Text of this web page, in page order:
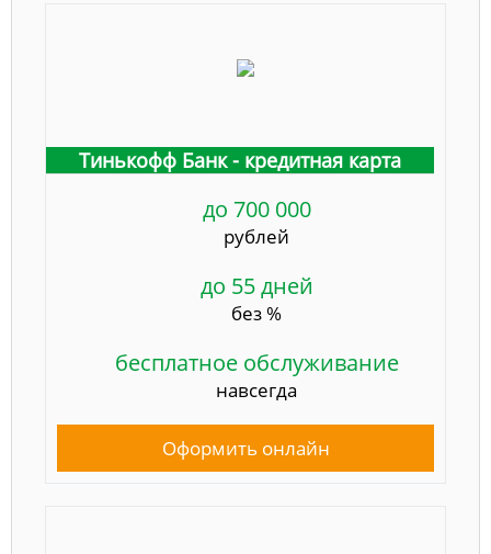
Тинькофф Банк - кредитная карта
до 700 000
рублей
до 55 дней
без %
бесплатное обслуживание
навсегда
Оформить онлайн